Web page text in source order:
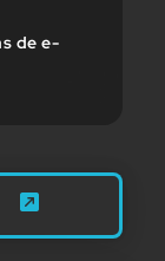
de e-